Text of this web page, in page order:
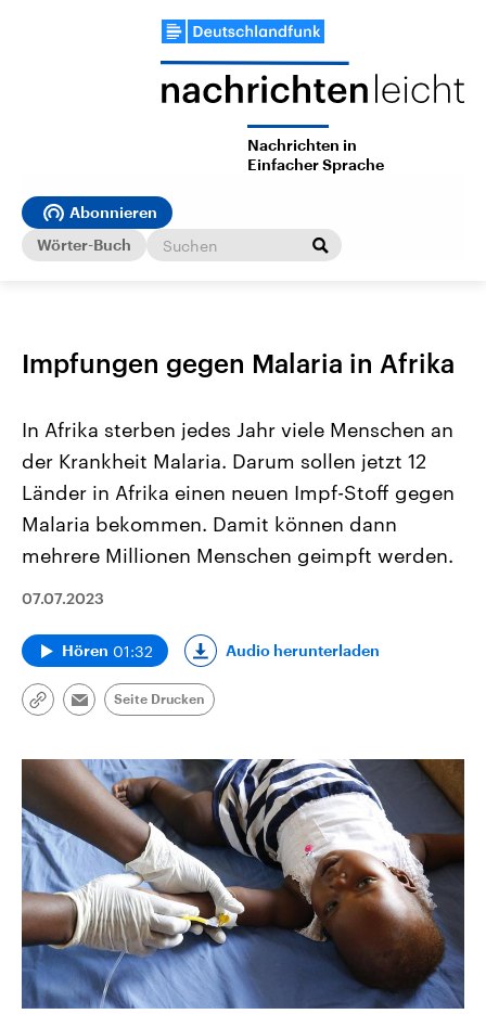
Nachrichten in
Einfacher Sprache
Abonnieren
Wörter-Buch
Impfungen gegen Malaria in Afrika
In Afrika sterben jedes Jahr viele Menschen an
der Krankheit Malaria. Darum sollen jetzt 12
Länder in Afrika einen neuen Impf-Stoff gegen
Malaria bekommen. Damit können dann
mehrere Millionen Menschen geimpft werden.
07.07.2023
Hören 01:32 Audio herunterladen
Link
Email
Seite Drucken